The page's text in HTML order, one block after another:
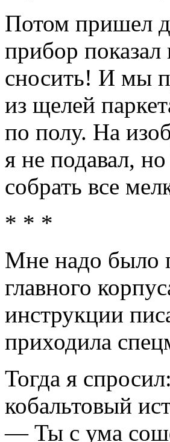
Потом пришел
прибор
сносить! И мы
из щелей
по полу. На
я не подавал,
собрать все
* * *
Мне надо было
главного
инструкции
приходила
Тогда я
кобальтовый
— Ты с ума